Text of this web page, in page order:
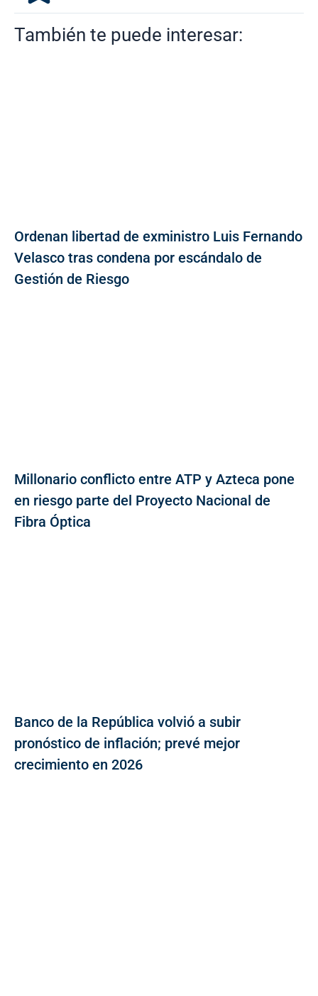
También te puede interesar:
Ordenan libertad de exministro Luis Fernando
Velasco tras condena por escándalo de
Gestión de Riesgo
Millonario conflicto entre ATP y Azteca pone
en riesgo parte del Proyecto Nacional de
Fibra Óptica
Banco de la República volvió a subir
pronóstico de inflación; prevé mejor
crecimiento en 2026